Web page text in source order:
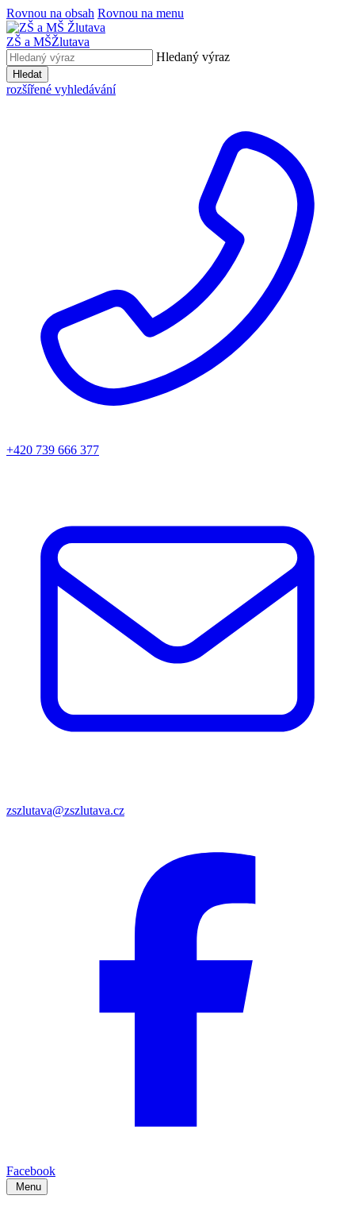
Rovnou na obsah Rovnou na menu
ZŠ a MŠŽlutava
Hledaný výraz
Hledat
rozšířené vyhledávání
+420 739 666 377
zszlutava@zszlutava.cz
Facebook
Menu